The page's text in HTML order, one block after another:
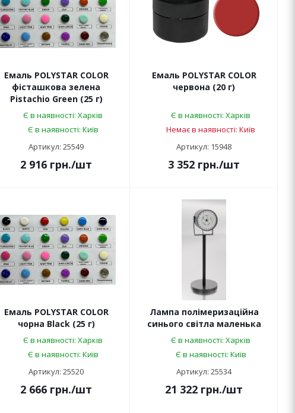
Емаль POLYSTAR COLOR
фісташкова зелена
Pistachio Green (25 г)
Є в наявності: Харків
Є в наявності: Київ
Артикул: 25549
2 916 грн./шт
Емаль POLYSTAR COLOR
червона (20 г)
Є в наявності: Харків
Немає в наявності: Київ
Артикул: 15948
3 352 грн./шт
Емаль POLYSTAR COLOR
чорна Black (25 г)
Є в наявності: Харків
Є в наявності: Київ
Артикул: 25520
2 666 грн./шт
Лампа полімеризаційна
синього світла маленька
Є в наявності: Харків
Є в наявності: Київ
Артикул: 25534
21 322 грн./шт